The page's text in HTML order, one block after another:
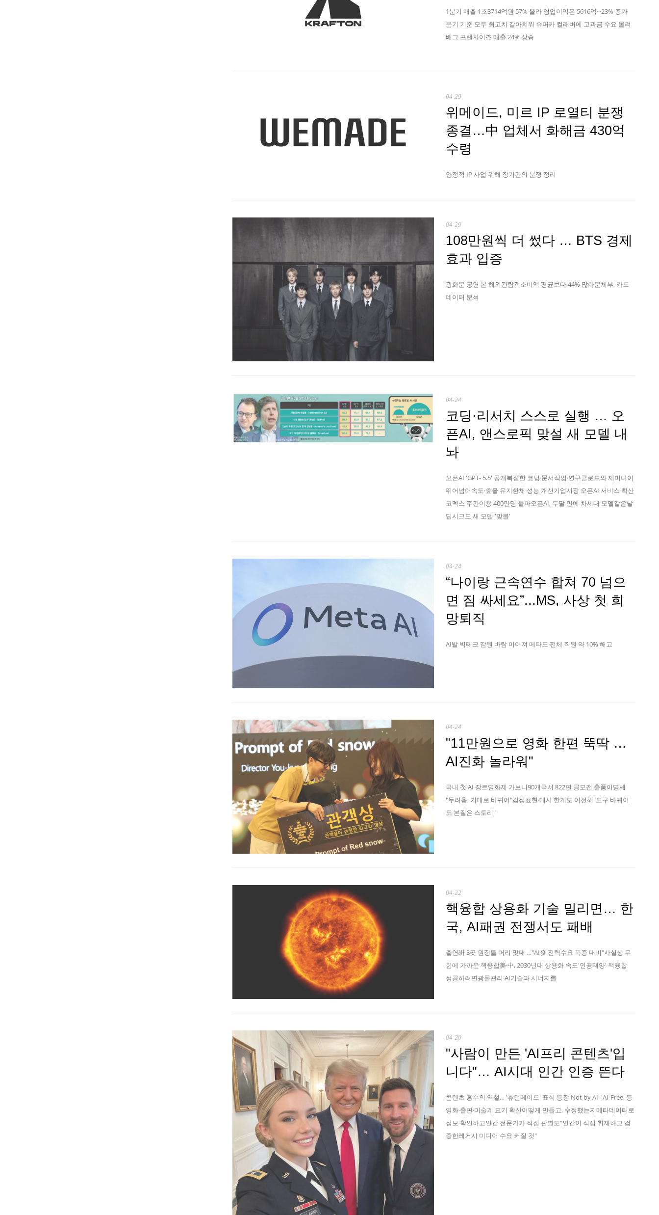
1분기 매출 1조3714억원 57% 올라 영업이익은 5616억···23% 증가
분기 기준 모두 최고치 갈아치워 슈퍼카 컬래버에 고과금 수요 몰려
배그 프랜차이즈 매출 24% 상승
04-29
위메이드, 미르 IP 로열티 분쟁
종결…中 업체서 화해금 430억
수령
안정적 IP 사업 위해 장기간의 분쟁 정리
04-29
108만원씩 더 썼다 … BTS 경제
효과 입증
광화문 공연 본 해외관람객소비액 평균보다 44% 많아문체부, 카드
데이터 분석
04-24
코딩·리서치 스스로 실행 … 오
픈AI, 앤스로픽 맞설 새 모델 내
놔
오픈AI 'GPT- 5.5' 공개복잡한 코딩·문서작업·연구클로드와 제미나이
뛰어넘어속도·효율 유지한채 성능 개선기업시장 오픈AI 서비스 확산
코덱스 주간이용 400만명 돌파오픈AI, 두달 만에 차세대 모델같은날
딥시크도 새 모델 '맞불'
04-24
“나이랑 근속연수 합쳐 70 넘으
면 짐 싸세요”...MS, 사상 첫 희
망퇴직
AI발 빅테크 감원 바람 이어져 메타도 전체 직원 약 10% 해고
04-24
"11만원으로 영화 한편 뚝딱 …
AI진화 놀라워"
국내 첫 AI 장르영화제 가보니90개국서 822편 공모전 출품이명세
"두려움, 기대로 바뀌어"감정표현·대사 한계도 여전해"도구 바뀌어
도 본질은 스토리"
04-22
핵융합 상용화 기술 밀리면… 한
국, AI패권 전쟁서도 패배
출연硏 3곳 원장들 머리 맞대 …"AI發 전력수요 폭증 대비"사실상 무
한에 가까운 핵융합美·中, 2030년대 상용화 속도'인공태양' 핵융합
성공하려면광물관리·AI기술과 시너지를
04-20
"사람이 만든 'AI프리 콘텐츠'입
니다"… AI시대 인간 인증 뜬다
콘텐츠 홍수의 역설… '휴먼메이드' 표식 등장'Not by AI' 'AI-Free' 등
영화·출판·미술계 표기 확산어떻게 만들고, 수정했는지메타데이터로
정보 확인하고인간 전문가가 직접 판별도"인간이 직접 취재하고 검
증한레거시 미디어 수요 커질 것"